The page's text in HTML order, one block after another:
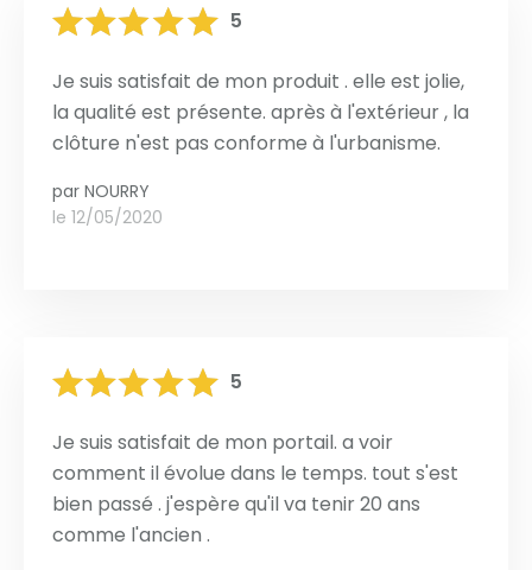
5
Je suis satisfait de mon produit . elle est jolie,
la qualité est présente. après à l'extérieur , la
clôture n'est pas conforme à l'urbanisme.
par NOURRY
le 12/05/2020
5
Je suis satisfait de mon portail. a voir
comment il évolue dans le temps. tout s'est
bien passé . j'espère qu'il va tenir 20 ans
comme l'ancien .